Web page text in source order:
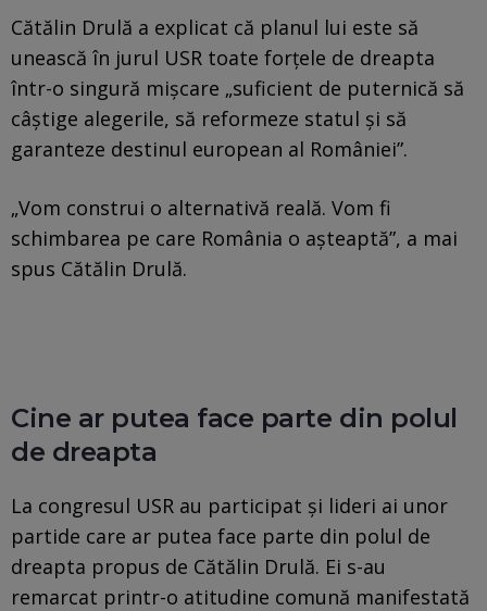
Cătălin Drulă a explicat că planul lui este să
unească în jurul USR toate forţele de dreapta
într-o singură mişcare „suficient de puternică să
câştige alegerile, să reformeze statul şi să
garanteze destinul european al României”.
„Vom construi o alternativă reală. Vom fi
schimbarea pe care România o aşteaptă”, a mai
spus Cătălin Drulă.
Cine ar putea face parte din polul
de dreapta
La congresul USR au participat și lideri ai unor
partide care ar putea face parte din polul de
dreapta propus de Cătălin Drulă. Ei s-au
remarcat printr-o atitudine comună manifestată